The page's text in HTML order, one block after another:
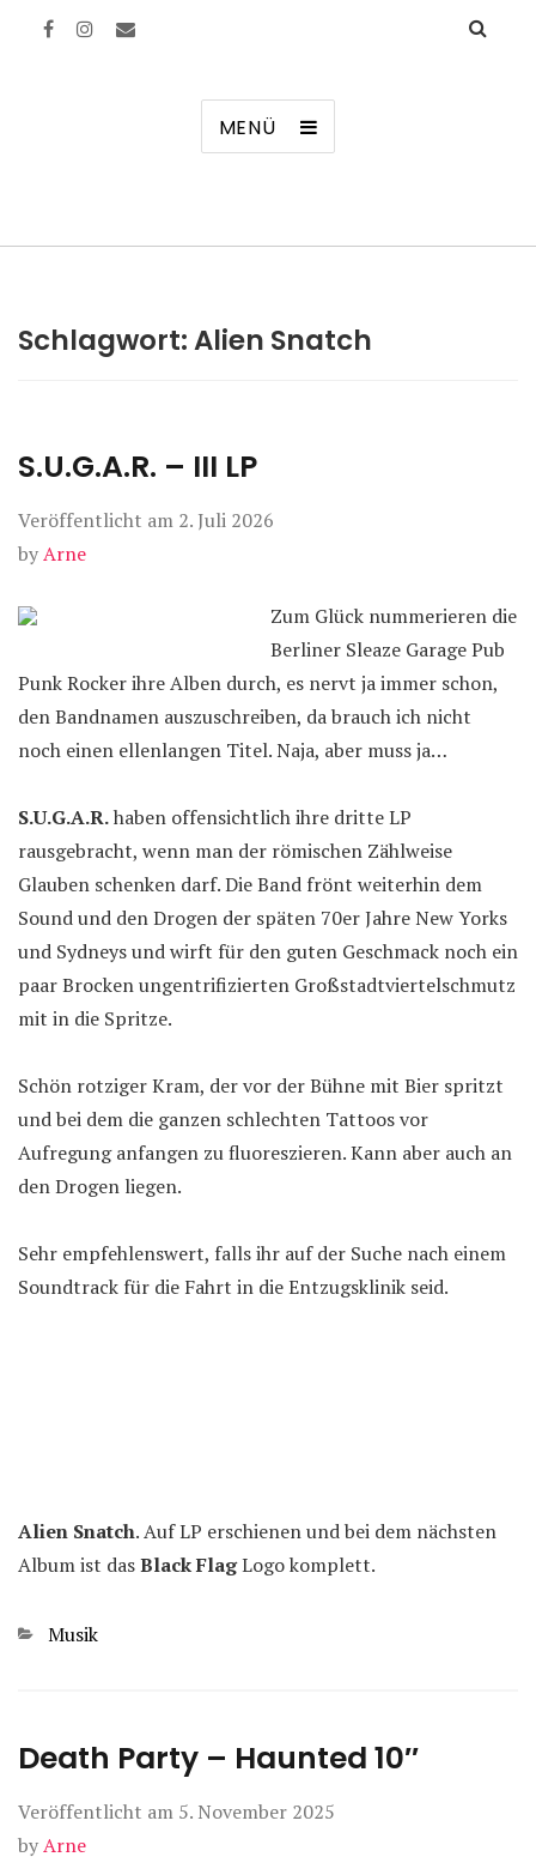
MENÜ
Schlagwort:Alien Snatch
S.U.G.A.R. – III LP
Veröffentlicht am 2. Juli 2026
byArne
Zum Glück nummerieren die
Berliner Sleaze Garage Pub
Punk Rocker ihre Alben durch, es nervt ja immer schon,
den Bandnamen auszuschreiben, da brauch ich nicht
noch einen ellenlangen Titel. Naja, aber muss ja…
S.U.G.A.R.haben offensichtlich ihre dritte LP
rausgebracht, wenn man der römischen Zählweise
Glauben schenken darf. Die Band frönt weiterhin dem
Sound und den Drogen der späten 70er Jahre New Yorks
und Sydneys und wirft für den guten Geschmack noch ein
paar Brocken ungentrifizierten Großstadtviertelschmutz
mit in die Spritze.
Schön rotziger Kram, der vor der Bühne mit Bier spritzt
und bei dem die ganzen schlechten Tattoos vor
Aufregung anfangen zu fluoreszieren. Kann aber auch an
den Drogen liegen.
Sehr empfehlenswert, falls ihr auf der Suche nach einem
Soundtrack für die Fahrt in die Entzugsklinik seid.
Alien Snatch. Auf LP erschienen und bei dem nächsten
Album ist dasBlack FlagLogo komplett.
Kategorien
Musik
Death Party – Haunted 10″
Veröffentlicht am 5. November 2025
byArne